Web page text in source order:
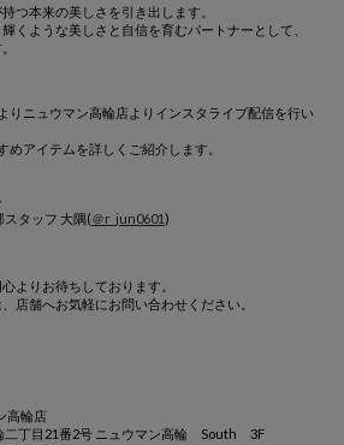
つ本来の美しさを引き出します。
くような美しさと自信を育むパートナーとして、
りニュウマン高輪店よりインスタライブ配信を行い
めアイテムを詳しくご紹介します。
タッフ 大隅(＠r_jun0601)
よりお待ちしております。
店舗へお気軽にお問い合わせください。
高輪店
二丁目21番2号 ニュウマン高輪 South 3F